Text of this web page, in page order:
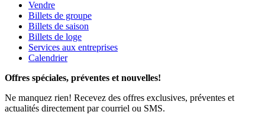
Vendre
Billets de groupe
Billets de saison
Billets de loge
Services aux entreprises
Calendrier
Offres spéciales, préventes et nouvelles!
Ne manquez rien! Recevez des offres exclusives, préventes et
actualités directement par courriel ou SMS.